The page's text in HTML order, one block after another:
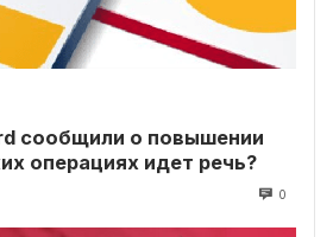
сообщили о повышении
операциях идет речь?
0